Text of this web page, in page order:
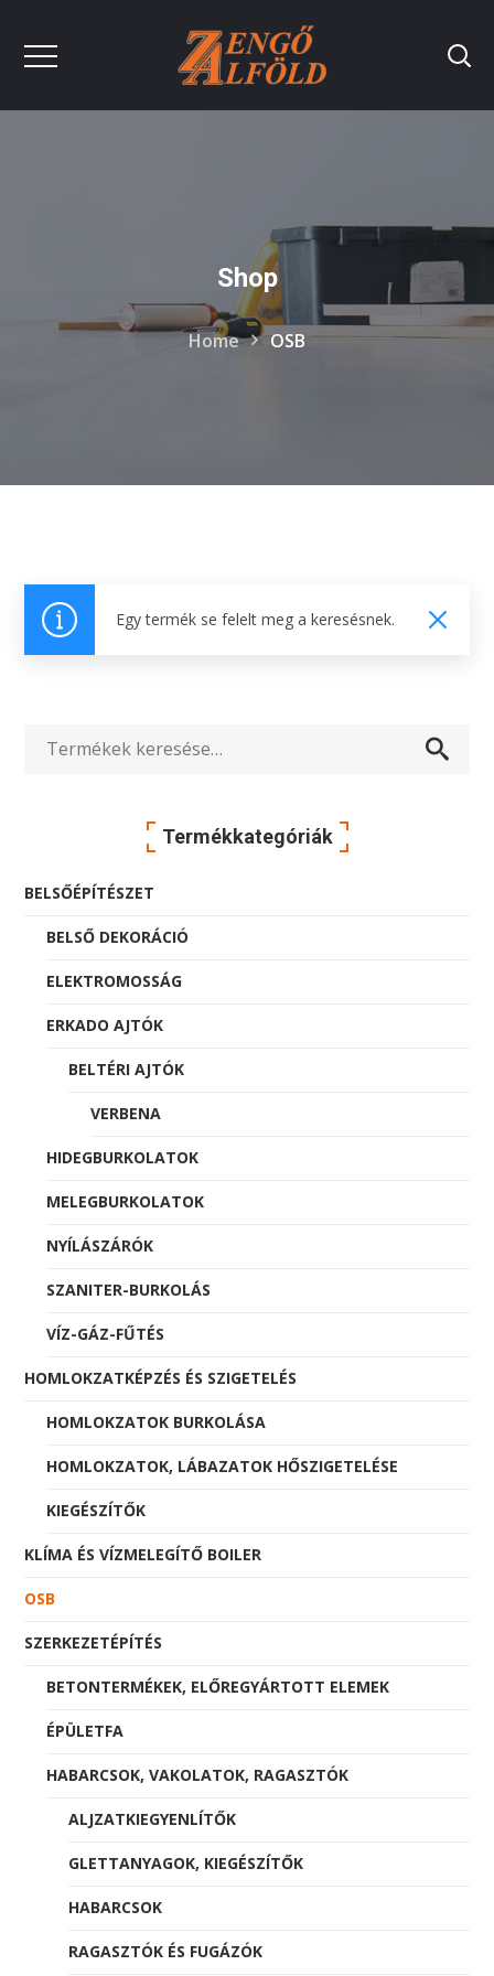
Shop
Home OSB
Egy termék se felelt meg a keresésnek.
következőre:
Termékkategóriák
BELSŐÉPÍTÉSZET
BELSŐ DEKORÁCIÓ
ELEKTROMOSSÁG
ERKADO AJTÓK
BELTÉRI AJTÓK
VERBENA
HIDEGBURKOLATOK
MELEGBURKOLATOK
NYÍLÁSZÁRÓK
SZANITER-BURKOLÁS
VÍZ-GÁZ-FŰTÉS
HOMLOKZATKÉPZÉS ÉS SZIGETELÉS
HOMLOKZATOK BURKOLÁSA
HOMLOKZATOK, LÁBAZATOK HŐSZIGETELÉSE
KIEGÉSZÍTŐK
KLÍMA ÉS VÍZMELEGÍTŐ BOILER
OSB
SZERKEZETÉPÍTÉS
BETONTERMÉKEK, ELŐREGYÁRTOTT ELEMEK
ÉPÜLETFA
HABARCSOK, VAKOLATOK, RAGASZTÓK
ALJZATKIEGYENLÍTŐK
GLETTANYAGOK, KIEGÉSZÍTŐK
HABARCSOK
RAGASZTÓK ÉS FUGÁZÓK